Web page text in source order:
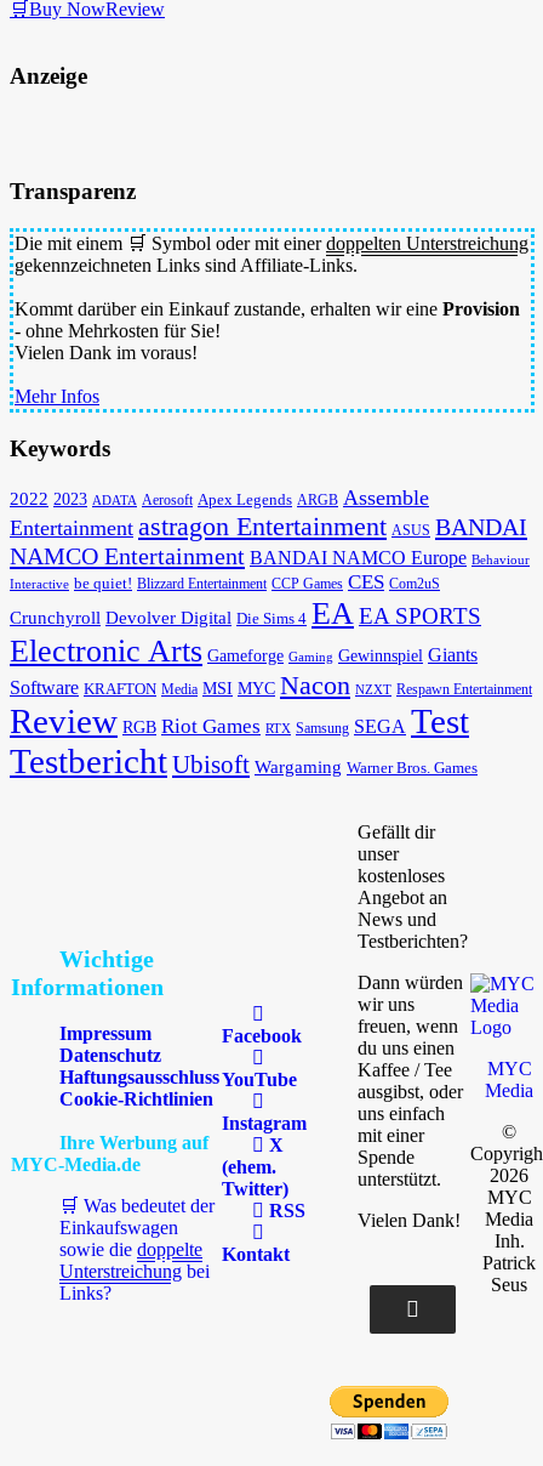
🛒Buy NowReview
Anzeige
Transparenz
Die mit einem 🛒 Symbol oder mit einerdoppelten Unterstreichung
gekennzeichneten Links sind Affiliate-Links.
Kommt darüber ein Einkauf zustande, erhalten wir eine Provision
- ohne Mehrkosten für Sie!
Vielen Dank im voraus!
Mehr Infos
Keywords
2022 2023 ADATA Aerosoft Apex Legends ARGB Assemble
Entertainment astragon Entertainment ASUS BANDAI
NAMCO Entertainment BANDAI NAMCO Europe Behaviour
Interactive be quiet! Blizzard Entertainment CCP Games CES Com2uS
Crunchyroll Devolver Digital Die Sims 4 EA EA SPORTS
Electronic Arts Gameforge Gaming Gewinnspiel Giants
Software KRAFTON Media MSI MYC Nacon NZXT Respawn Entertainment
Review RGB Riot Games RTX Samsung SEGA Test
TestberichtUbisoft Wargaming Warner Bros. Games
Wichtige
Informationen
Impressum
Datenschutz
Haftungsausschluss
Cookie-Richtlinien
Ihre Werbung auf
MYC-Media.de
🛒 Was bedeutet der
Einkaufswagen
sowie die doppelte
Unterstreichung bei
Links?
Facebook
YouTube
Instagram
X
(ehem.
Twitter)
RSS
Kontakt
Gefällt dir
unser
kostenloses
Angebot an
News und
Testberichten?
Dann würden
wir uns
freuen, wenn
du uns einen
Kaffee / Tee
ausgibst, oder
uns einfach
mit einer
Spende
unterstützt.
Vielen Dank!
MYC
Media
©
2026
MYC
Media
Inh.
Patrick
Seus